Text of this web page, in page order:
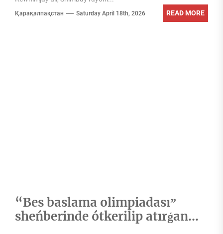
Қарақалпақстан Saturday April 18th, 2026 READ MORE
“Bes baslama olimpiadasıˮ
sheńberinde ótkerilip atırǵan